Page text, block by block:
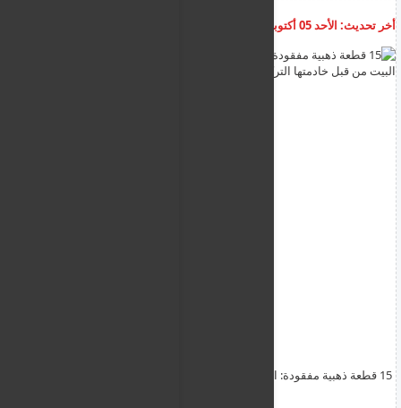
أخر تحديث: الأحد 05 أكتوبر 2025
15 قطعة ذهبية مفقودة: الكشف عن بيع قطعتين من ذهب صاحبة البيت